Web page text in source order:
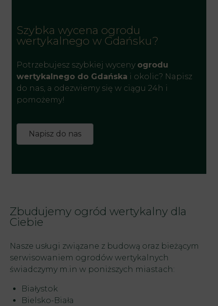
Szybka wycena ogrodu
wertykalnego w Gdańsku?
Potrzebujesz szybkiej wyceny ogrodu
wertykalnego do Gdańska i okolic? Napisz
do nas, a odezwiemy się w ciągu 24h i
pomożemy!
Napisz do nas
Zbudujemy ogród wertykalny dla
Ciebie
Nasze usługi związane z budową oraz bieżącym
serwisowaniem ogrodów wertykalnych
świadczymy m.in w poniższych miastach:
Białystok
Bielsko-Biała